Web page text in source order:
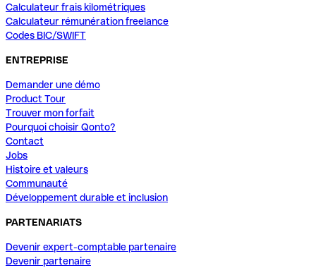
Calculateur frais kilométriques
Calculateur rémunération freelance
Codes BIC/SWIFT
ENTREPRISE
Demander une démo
Product Tour
Trouver mon forfait
Pourquoi choisir Qonto?
Contact
Jobs
Histoire et valeurs
Communauté
Développement durable et inclusion
PARTENARIATS
Devenir expert-comptable partenaire
Devenir partenaire